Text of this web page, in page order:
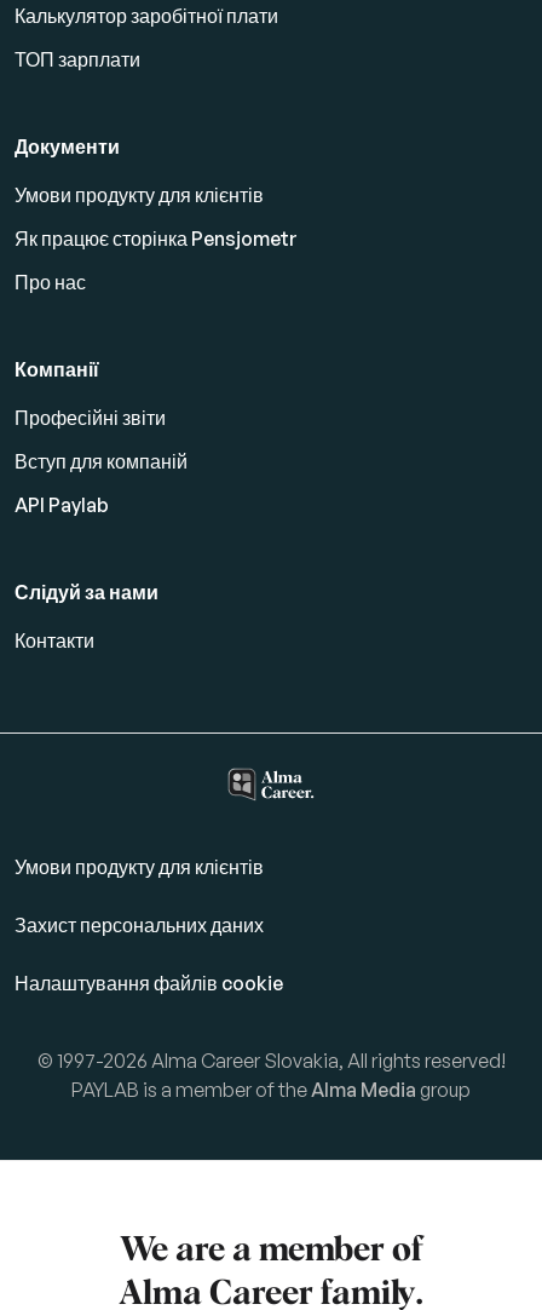
Калькулятор заробітної плати
ТОП зарплати
Документи
Умови продукту для клієнтів
Як працює сторінка Pensjometr
Про нас
Компанії
Професійні звіти
Вступ для компаній
API Paylab
Слідуй за нами
Контакти
Умови продукту для клієнтів
Захист персональних даних
Налаштування файлів cookie
© 1997-2026 Alma Career Slovakia, All rights reserved!
PAYLAB is a member of theAlma Media group
We are a member of
Alma Career family.